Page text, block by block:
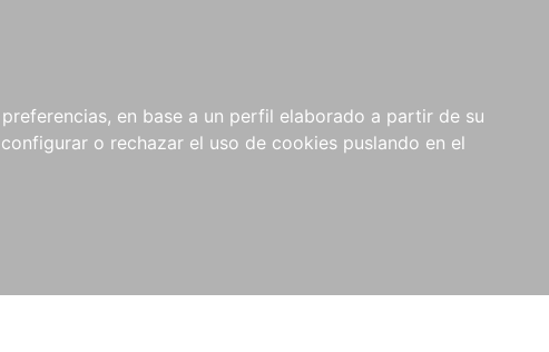
en base a un perfil elaborado a partir de su
o rechazar el uso de cookies puslando en el
NOVEDADES NOTICIAS
COMPRAS
INSTITUCIONALES